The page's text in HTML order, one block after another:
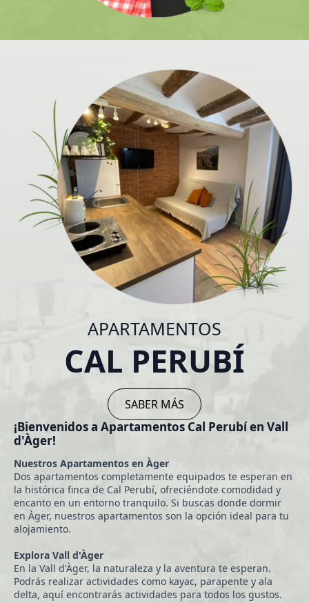
APARTAMENTOS
CAL PERUBÍ
SABER MÁS
¡Bienvenidos a Apartamentos Cal Perubí en Vall
d'Àger!
Nuestros Apartamentos en Àger
Dos apartamentos completamente equipados te esperan en
la histórica finca de Cal Perubí, ofreciéndote comodidad y
encanto en un entorno tranquilo. Si buscas donde dormir
en Àger, nuestros apartamentos son la opción ideal para tu
alojamiento.
Explora Vall d'Àger
En la Vall d'Àger, la naturaleza y la aventura te esperan.
Podrás realizar actividades como kayac, parapente y ala
delta, aquí encontrarás actividades para todos los gustos.